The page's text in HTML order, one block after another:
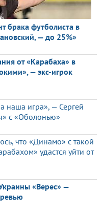
брака футболиста в
— до 25%»
от «Карабаха» в
— экс-игрок
наша игра», — Сергей
с «Оболонью»
что «Динамо» с такой
удастся уйти от
«Верес» —